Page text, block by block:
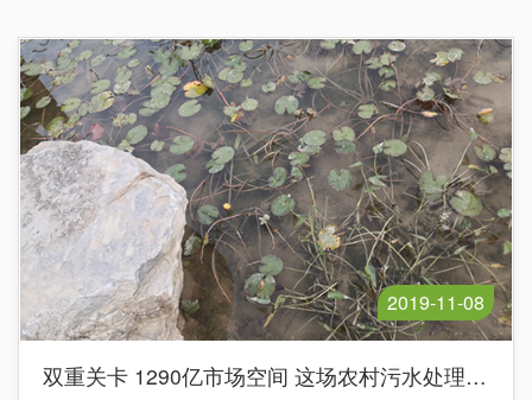
2019-11-08
双重关卡 1290亿市场空间 这场农村污水处理盛宴的背后